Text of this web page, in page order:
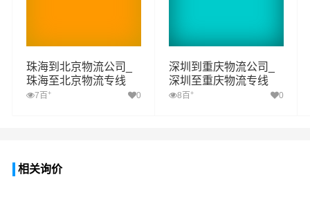
珠海到北京物流公司_
珠海至北京物流专线
7百 + 0
深圳到重庆物流公司_
深圳至重庆物流专线
8百 + 0
相关询价